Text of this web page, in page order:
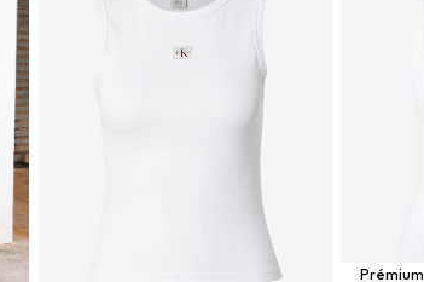
Prémium